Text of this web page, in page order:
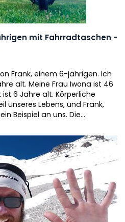
mit Fahrradtaschen -
Frank, einem 6-jährigen. Ich
alt. Meine Frau Iwona ist 46
ist 6 Jahre alt. Körperliche
unseres Lebens, und Frank,
Beispiel an uns. Die...